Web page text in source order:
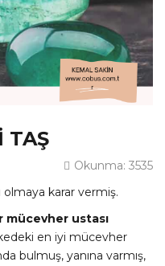
TAŞ
Okunma: 3535
karar vermiş.
mücevher ustası
en iyi mücevher
bulmuş, yanına varmış,